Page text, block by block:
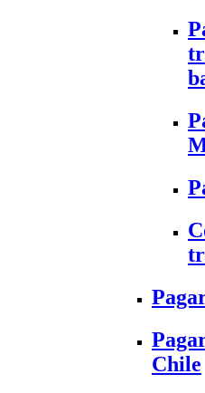
Chile